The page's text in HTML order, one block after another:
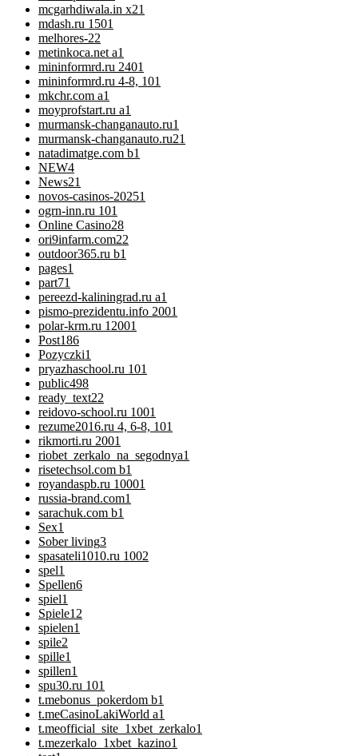
mcgarhdiwala.in x21
mdash.ru 1501
melhores-22
metinkoca.net a1
mininformrd.ru 2401
mininformrd.ru 4-8, 101
mkchr.com a1
moyprofstart.ru a1
murmansk-changanauto.ru1
murmansk-changanauto.ru21
natadimatge.com b1
NEW4
News21
novos-casinos-20251
ogrn-inn.ru 101
Online Casino28
ori9infarm.com22
outdoor365.ru b1
pages1
part71
pereezd-kaliningrad.ru a1
pismo-prezidentu.info 2001
polar-krm.ru 12001
Post186
Pozyczki1
pryazhaschool.ru 101
public498
ready_text22
reidovo-school.ru 1001
rezume2016.ru 4, 6-8, 101
rikmorti.ru 2001
riobet_zerkalo_na_segodnya1
risetechsol.com b1
royandaspb.ru 10001
russia-brand.com1
sarachuk.com b1
Sex1
Sober living3
spasateli1010.ru 1002
spel1
Spellen6
spiel1
Spiele12
spielen1
spile2
spille1
spillen1
spu30.ru 101
t.mebonus_pokerdom b1
t.meCasinoLakiWorld a1
t.meofficial_site_1xbet_zerkalo1
t.mezerkalo_1xbet_kazino1